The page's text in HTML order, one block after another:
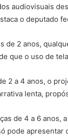
audiovisuais
o deputado
de 2 anos,
que o uso de
2 a 4 anos, o
lenta,
de 4 a 6 anos,
pode apresentar